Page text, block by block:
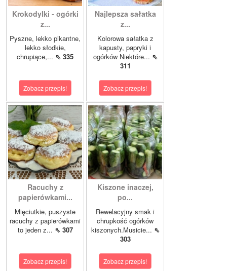
Krokodylki - ogórki
z...
Pyszne, lekko pikantne,
lekko słodkie,
chrupiące,... ⇖ 335
Zobacz przepis!
Najlepsza sałatka
z...
Kolorowa sałatka z
kapusty, papryki i
ogórków Niektóre... ⇖
311
Zobacz przepis!
Racuchy z
papierówkami...
Mięciutkie, puszyste
racuchy z papierówkami
to jeden z... ⇖ 307
Zobacz przepis!
Kiszone inaczej,
po...
Rewelacyjny smak i
chrupkość ogórków
kiszonych.Musicie... ⇖
303
Zobacz przepis!